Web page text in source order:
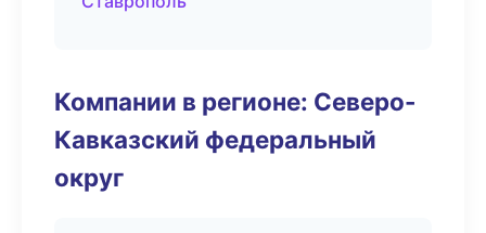
Компании в регионе: Северо-
Кавказский федеральный
округ